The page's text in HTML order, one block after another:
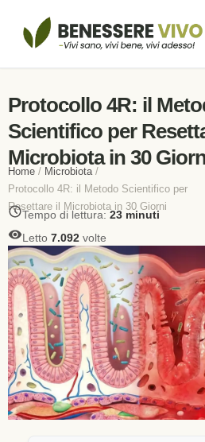
Protocollo 4R: il
Scientifico per
Microbiota in 30
Home / Microbiota /
Protocollo 4R: il Metodo Scientifico per
Resettare il Microbiota in 30 Giorni
Tempo di lettura:23 minuti
Letto 7.092 volte